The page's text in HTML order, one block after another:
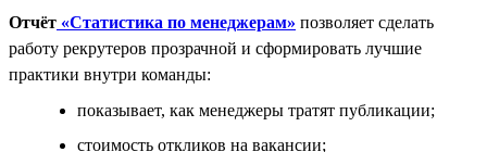
Отчёт «Статистика по менеджерам» позволяет сделать
работу рекрутеров прозрачной и сформировать лучшие
практики внутри команды:
показывает, как менеджеры тратят публикации;
стоимость откликов на вакансии;